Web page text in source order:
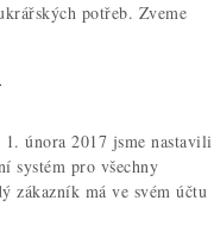
potřeb. Zveme
února 2017 jsme nastavili
systém pro všechny
zákazník má ve svém účtu